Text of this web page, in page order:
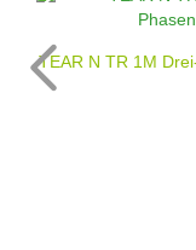
TEAR N TR 1M